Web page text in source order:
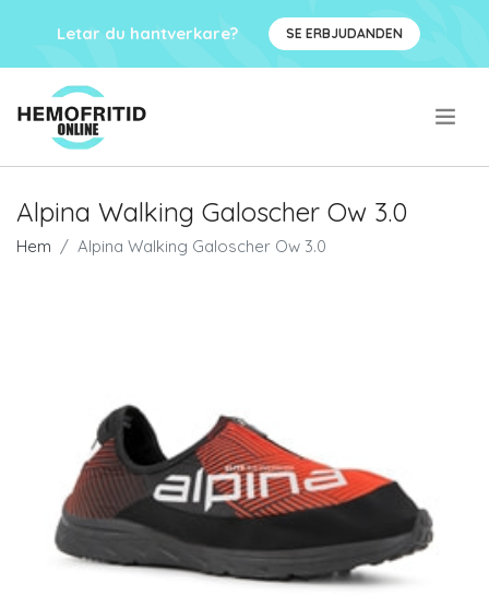
Letar du hantverkare? SE ERBJUDANDEN
Alpina Walking Galoscher Ow 3.0
Hem Alpina Walking Galoscher Ow 3.0